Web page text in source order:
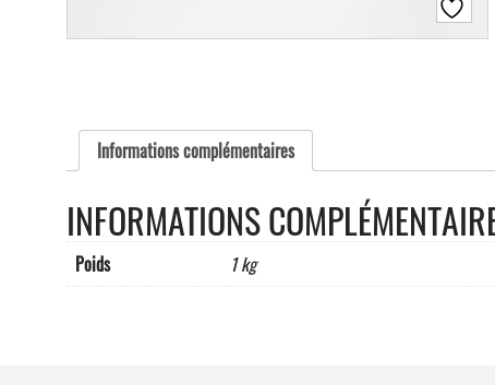
Informations complémentaires
INFORMATIONS
Poids 1 kg